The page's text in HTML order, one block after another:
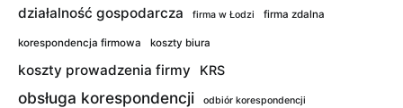
działalność gospodarcza firma w Łodzi firma zdalna
korespondencja firmowa koszty biura
koszty prowadzenia firmy KRS
obsługa korespondencji odbiór korespondencji